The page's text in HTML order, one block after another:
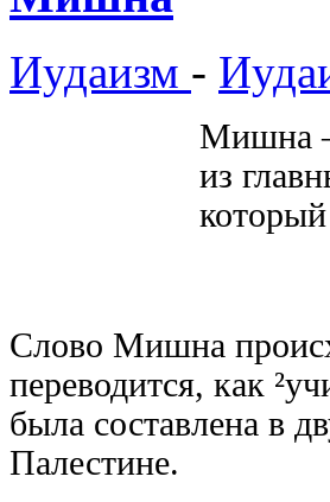
Иудаизм -
Мишна –
из
Слово Мишна
переводится, как ²
была составлена в
Палестине.